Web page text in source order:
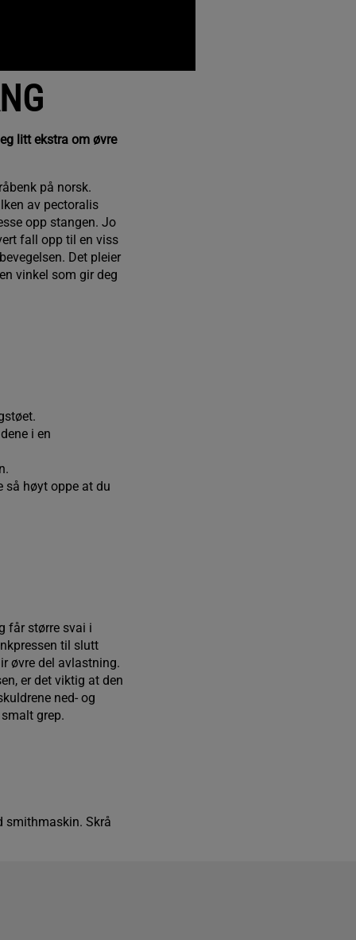
litt ekstra om øvre
på norsk.
av pectoralis
opp stangen. Jo
fall opp til en viss
Det pleier
vinkel som gir deg
i en
så høyt oppe at du
får større svai i
til slutt
øvre del avlastning.
er det viktig at den
ned- og
grep.
smithmaskin. Skrå